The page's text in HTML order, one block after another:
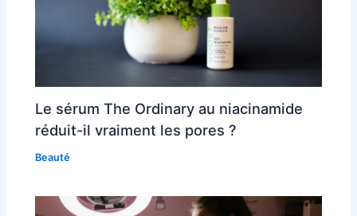
Le sérum The Ordinary au niacinamide
réduit-il vraiment les pores ?
Beauté